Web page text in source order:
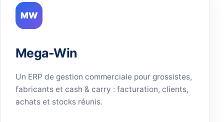
MW
Mega-Win
Un ERP de gestion commerciale pour grossistes,
fabricants et cash & carry : facturation, clients,
achats et stocks réunis.